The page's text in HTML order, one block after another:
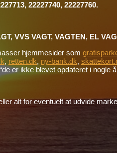
22227740, 22227760.
VVS VAGT, VAGTEN, EL
hjemmesider som
, retten.dk, ny-bank.dk,
er ikke blevet opdateret i nogle
alt for eventuelt at udvide